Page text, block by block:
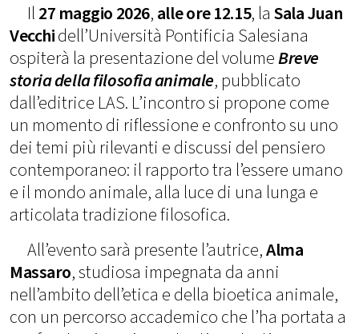
Il27 maggio 2026,alleore 12.15, laSala Juan
Vecchidell’Università Pontificia Salesiana
ospiterà la presentazione del volumeBreve
storia della filosofia animale, pubblicato
dall’editrice LAS. L’incontro si propone come
un momento di riflessione e confronto su uno
dei temi più rilevanti e discussi del pensiero
contemporaneo: il rapporto tra l’essere umano
e il mondo animale, alla luce di una lunga e
articolata tradizione filosofica.
All’evento sarà presente l’autrice,Alma
Massaro, studiosa impegnata da anni
nell’ambito dell’etica e della bioetica animale,
con un percorso accademico che l’ha portata a